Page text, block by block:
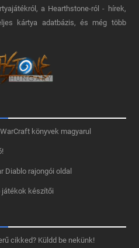
a Hearthstone-ról - hírek,
kártya adatbázis, és még több
könyvek magyarul
Diablo rajongói oldal
játékok készítői
cikked? Küldd be nekünk!